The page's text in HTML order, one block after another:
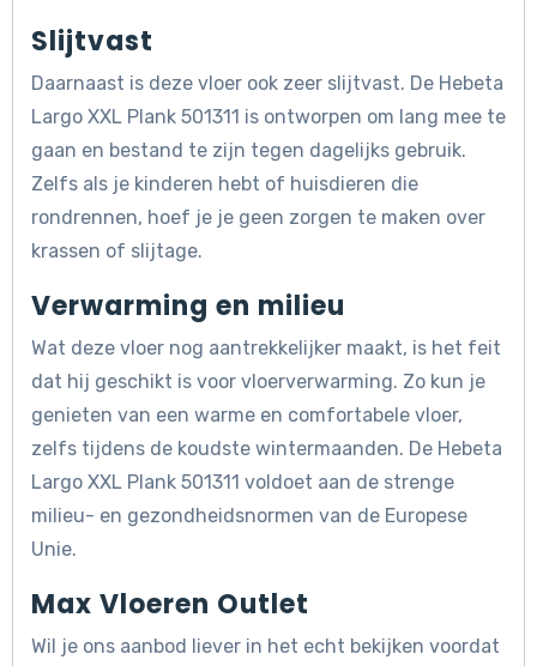
Slijtvast
Daarnaast is deze vloer ook zeer slijtvast. De Hebeta
Largo XXL Plank 501311 is ontworpen om lang mee te
gaan en bestand te zijn tegen dagelijks gebruik.
Zelfs als je kinderen hebt of huisdieren die
rondrennen, hoef je je geen zorgen te maken over
krassen of slijtage.
Verwarming en milieu
Wat deze vloer nog aantrekkelijker maakt, is het feit
dat hij geschikt is voor vloerverwarming. Zo kun je
genieten van een warme en comfortabele vloer,
zelfs tijdens de koudste wintermaanden. De Hebeta
Largo XXL Plank 501311 voldoet aan de strenge
milieu- en gezondheidsnormen van de Europese
Unie.
Max Vloeren Outlet
Wil je ons aanbod liever in het echt bekijken voordat